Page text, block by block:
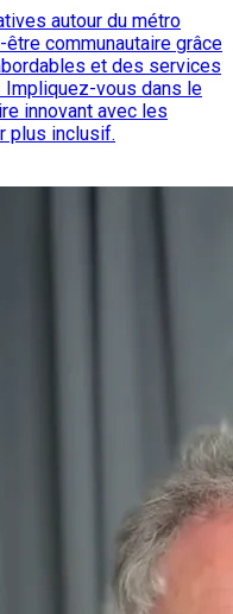
autour du métro
communautaire grâce
et des services
vous dans le
innovant avec les
plus inclusif.